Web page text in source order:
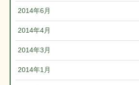
2014年6月
2014年4月
2014年3月
2014年1月